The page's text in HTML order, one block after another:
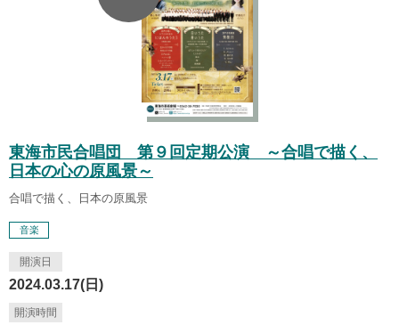
東海市民合唱団 第９回定期公演 ～合唱で描く、
日本の心の原風景～
合唱で描く、日本の原風景
音楽
開演日
2024.03.17(日)
開演時間